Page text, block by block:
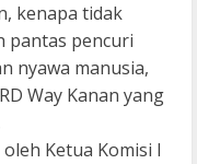
kenapa tidak
pantas pencuri
nyawa manusia,
Way Kanan yang
Ketua Komisi I